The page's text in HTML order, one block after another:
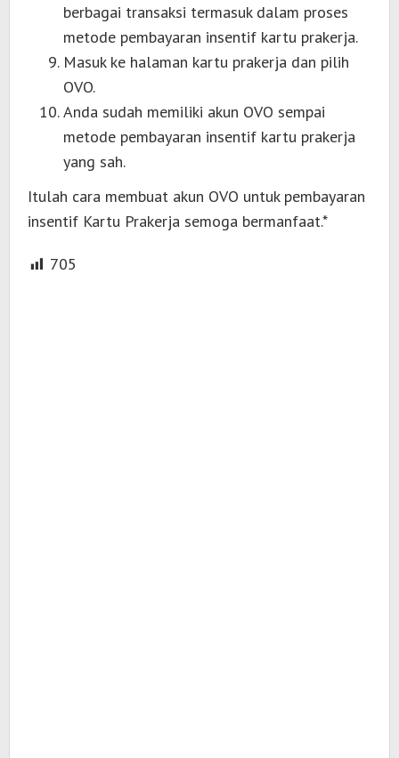
berbagai transaksi termasuk dalam proses
metode pembayaran insentif kartu prakerja.
Masuk ke halaman kartu prakerja dan pilih
OVO.
Anda sudah memiliki akun OVO sempai
metode pembayaran insentif kartu prakerja
yang sah.
Itulah cara membuat akun OVO untuk pembayaran
insentif Kartu Prakerja semoga bermanfaat.*
705